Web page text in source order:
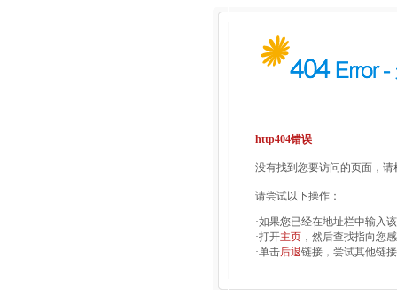
http404错误
没有找到您要访问的页面，
请尝试以下操作：
·如果您已经在地址栏中输入
·打开主页 ，然后查找指向您
·单击后退链接，尝试其他链